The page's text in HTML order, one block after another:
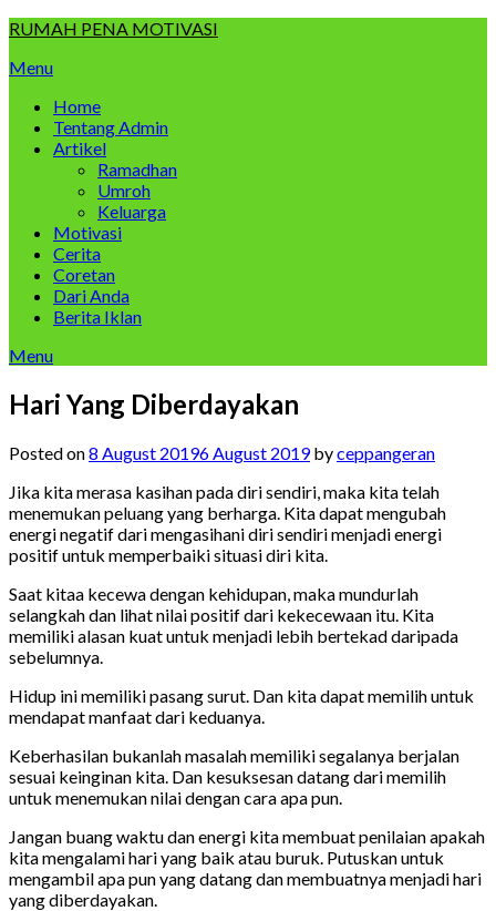
Skip
content
RUMAH PENA MOTIVASI
Menu
Home
Tentang Admin
Artikel
Ramadhan
Umroh
Keluarga
Motivasi
Cerita
Coretan
Dari Anda
Berita Iklan
Menu
Hari Yang Diberdayakan
Posted on8 August 20196 August 2019byceppangeran
Jika kita merasa kasihan pada diri sendiri, maka kita telah
menemukan peluang yang berharga. Kita dapat mengubah
energi negatif dari mengasihani diri sendiri menjadi energi
positif untuk memperbaiki situasi diri kita.
Saat kitaa kecewa dengan kehidupan, maka mundurlah
selangkah dan lihat nilai positif dari kekecewaan itu. Kita
memiliki alasan kuat untuk menjadi lebih bertekad daripada
sebelumnya.
Hidup ini memiliki pasang surut. Dan kita dapat memilih untuk
mendapat manfaat dari keduanya.
Keberhasilan bukanlah masalah memiliki segalanya berjalan
sesuai keinginan kita. Dan kesuksesan datang dari memilih
untuk menemukan nilai dengan cara apa pun.
Jangan buang waktu dan energi kita membuat penilaian apakah
kita mengalami hari yang baik atau buruk. Putuskan untuk
mengambil apa pun yang datang dan membuatnya menjadi hari
yang diberdayakan.